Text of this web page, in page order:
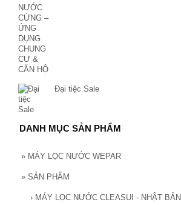
Đại tiệc Sale
DANH MỤC SẢN PHẨM
» MÁY LỌC NƯỚC WEPAR
» SẢN PHẨM
› MÁY LỌC NƯỚC CLEASUI - NHẬT BẢN